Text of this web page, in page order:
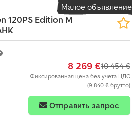
Малое объявление
120PS Edition M
8 269 €10 454 €
Фиксированная цена без учета НДС
(9 840 € брутто)
Отправить запрос